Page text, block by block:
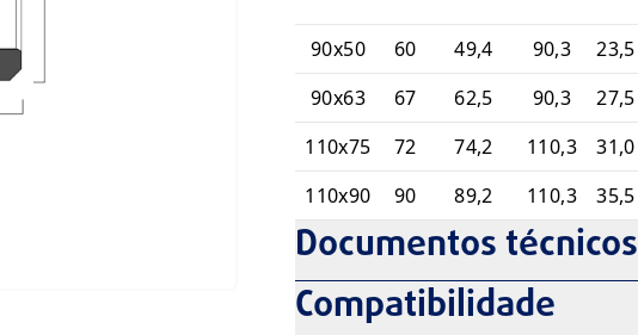
90x50 60 49,4 90,3 23,5
90x63
67 62,5 90,3 27,5
110x75
72 74,2 110,3 31,0
110x90
90 89,2 110,3 35,5
Documentos técnicos
Compatibilidade